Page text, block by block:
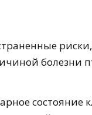
болезни
состояние